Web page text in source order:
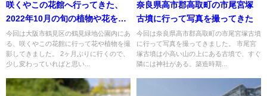
咲くやこの花館へ行ってきた、
2022年10月の旬の植物や花を撮
影
今回は大阪市鶴見区の鶴見緑地公園内にあ
る、咲くやこの花館に行って花や植物を撮
影してきました。 2ヶ月ぶりに行くので、
少し変わっていればと思い...
奈良県高市郡高取町の市尾宮塚
古墳に行って写真を撮ってきた
今回は奈良県高市郡高取町の市尾宮塚古墳
に行って写真を撮ってきました。 市尾宮
塚古墳は小高い山の上にある古墳で、すぐ
隣には神社がある。築造時期...